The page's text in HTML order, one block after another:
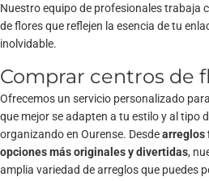
Nuestro equipo de profesionales trabaja
de flores que reflejen la esencia de tu
inolvidable.
Comprar centros de
Ofrecemos un servicio personalizado
que mejor se adapten a tu estilo y al tipo
organizando en Ourense. Desdearreglos
opciones más originales y divertidas,
amplia variedad de arreglos que puedes